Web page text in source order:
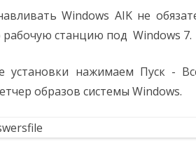
Windows AIK не
станцию под Windows 7.
установки нажимаем Пуск -
образов системы Windows.